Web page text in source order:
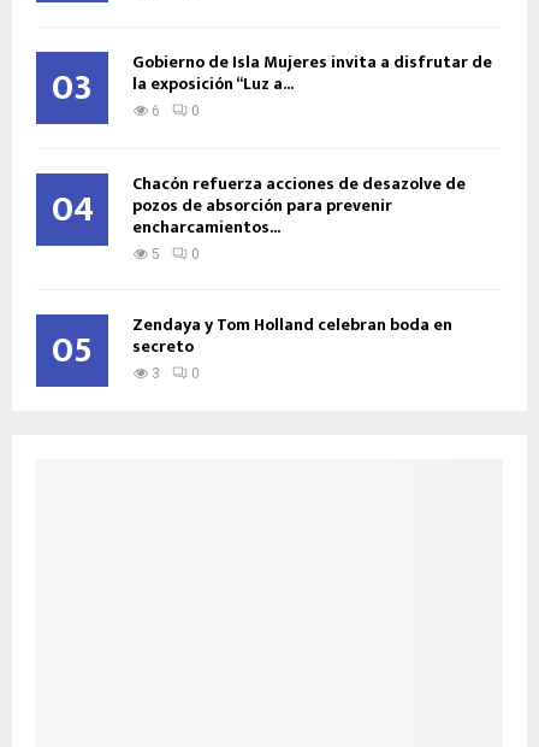
03 Gobierno de Isla Mujeres invita a disfrutar de
la exposición “Luz a...
6 0
04 Chacón refuerza acciones de desazolve de
pozos de absorción para prevenir
encharcamientos...
5 0
05 Zendaya y Tom Holland celebran boda en
secreto
3 0